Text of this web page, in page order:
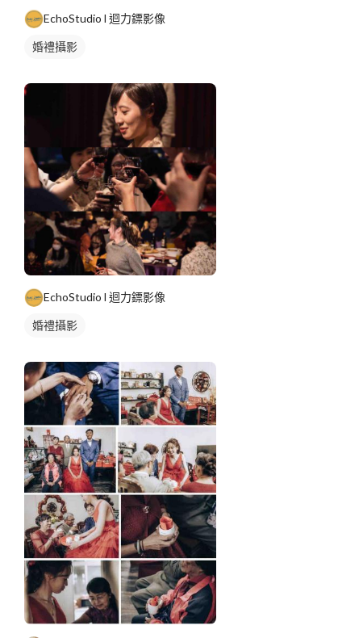
EchoStudio l 迴力鏢影像
婚禮攝影
EchoStudio l 迴力鏢影像
婚禮攝影